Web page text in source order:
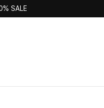
SALE